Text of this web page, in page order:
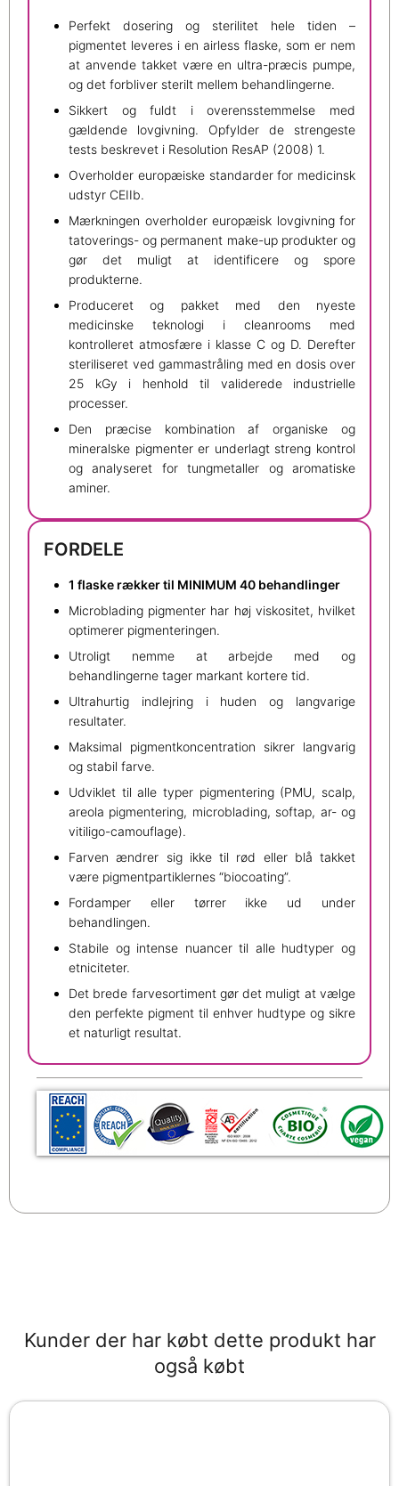
Perfekt dosering og sterilitet hele tiden –
pigmentet leveres i en airless flaske, som er nem
at anvende takket være en ultra-præcis pumpe,
og det forbliver sterilt mellem behandlingerne.
Sikkert og fuldt i overensstemmelse med
gældende lovgivning. Opfylder de strengeste
tests beskrevet i Resolution ResAP (2008) 1.
Overholder europæiske standarder for medicinsk
udstyr CEIIb.
Mærkningen overholder europæisk lovgivning for
tatoverings- og permanent make-up produkter og
gør det muligt at identificere og spore
produkterne.
Produceret og pakket med den nyeste
medicinske teknologi i cleanrooms med
kontrolleret atmosfære i klasse C og D. Derefter
steriliseret ved gammastråling med en dosis over
25 kGy i henhold til validerede industrielle
processer.
Den præcise kombination af organiske og
mineralske pigmenter er underlagt streng kontrol
og analyseret for tungmetaller og aromatiske
aminer.
FORDELE
1 flaske rækker til MINIMUM 40 behandlinger
Microblading pigmenter har høj viskositet, hvilket
optimerer pigmenteringen.
Utroligt nemme at arbejde med og
behandlingerne tager markant kortere tid.
Ultrahurtig indlejring i huden og langvarige
resultater.
Maksimal pigmentkoncentration sikrer langvarig
og stabil farve.
Udviklet til alle typer pigmentering (PMU, scalp,
areola pigmentering, microblading, softap, ar- og
vitiligo-camouflage).
Farven ændrer sig ikke til rød eller blå takket
være pigmentpartiklernes “biocoating”.
Fordamper eller tørrer ikke ud under
behandlingen.
Stabile og intense nuancer til alle hudtyper og
etniciteter.
Det brede farvesortiment gør det muligt at vælge
den perfekte pigment til enhver hudtype og sikre
et naturligt resultat.
Kunder der har købt dette produkt har
også købt